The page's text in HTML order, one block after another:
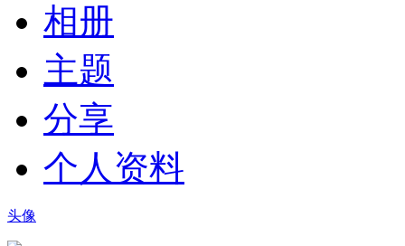
相册
主题
分享
个人资料
头像